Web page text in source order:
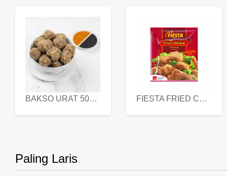
BAKSO URAT 500 GR FIESTA FRIED CHICKEN 500 GR
Paling Laris